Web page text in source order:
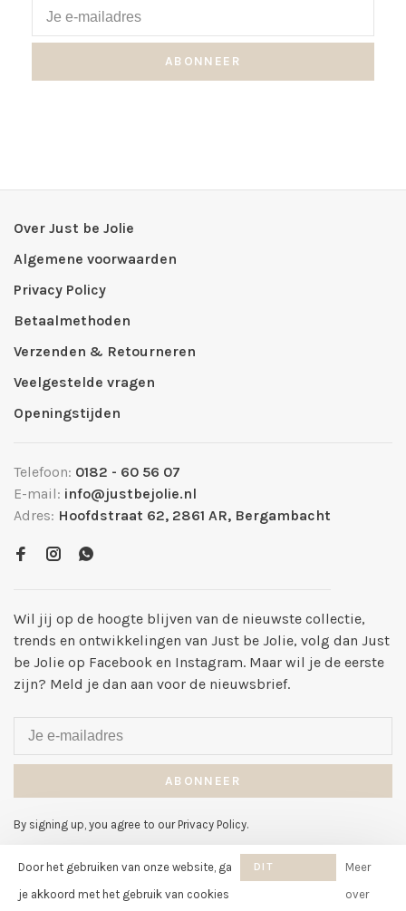
ABONNEER
Over Just be Jolie
Algemene voorwaarden
Privacy Policy
Betaalmethoden
Verzenden & Retourneren
Veelgestelde vragen
Openingstijden
Telefoon: 0182 - 60 56 07
E-mail: info@justbejolie.nl
Adres: Hoofdstraat 62, 2861 AR, Bergambacht
Wil jij op de hoogte blijven van de nieuwste collectie,
trends en ontwikkelingen van Just be Jolie, volg dan Just
be Jolie op Facebook en Instagram. Maar wil je de eerste
zijn? Meld je dan aan voor de nieuwsbrief.
ABONNEER
By signing up, you agree to our Privacy Policy.
Door het gebruiken van onze website, ga
je akkoord met het gebruik van cookies
DIT
Meer
over